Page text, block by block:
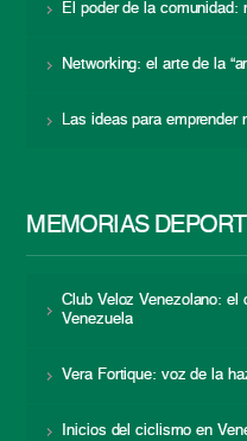
El poder de la comunidad:
Networking: el arte de la
Las ideas para emprender
MEMORIAS
Club Veloz Venezolano:
Venezuela
Vera Fortique: voz de la
Inicios del ciclismo en